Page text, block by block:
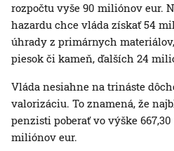
rozpočtu vyše 90 miliónov eur.
hazardu chce vláda získať 54
úhrady z primárnych
piesok či kameň, ďalších 24
Vláda nesiahne na trináste
valorizáciu. To znamená, že
penzisti poberať vo výške
miliónov eur.